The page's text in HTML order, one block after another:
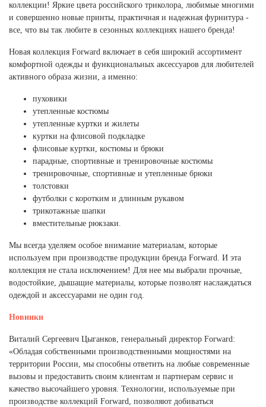
Ямало-Ненецкий автономный округ (1)
Ярославская область (1)
коллекции! Яркие цвета российского триколора, любимые многими
и совершенно новые принты, практичная и надежная фурнитура -
все, что вы так любите в сезонных коллекциях нашего бренда!
Новая коллекция Forward включает в себя широкий ассортимент
комфортной одежды и функциональных аксессуаров для любителей
активного образа жизни, а именно:
пуховики
утепленные костюмы
утепленные куртки и жилеты
куртки на флисовой подкладке
флисовые куртки, костюмы и брюки
парадные, спортивные и тренировочные костюмы
тренировочные, спортивные и утепленные брюки
толстовки
футболки с коротким и длинным рукавом
трикотажные шапки
вместительные рюкзаки.
Мы всегда уделяем особое внимание материалам, которые
используем при производстве продукции бренда Forward. И эта
коллекция не стала исключением! Для нее мы выбрали прочные,
водостойкие, дышащие материалы, которые позволят наслаждаться
одеждой и аксессуарами не один год.
Новинки
Виталий Сергеевич Цыганков, генеральный директор Forward:
«Обладая собственными производственными мощностями на
территории России, мы способны ответить на любые современные
вызовы и предоставить своим клиентам и партнерам сервис и
качество высочайшего уровня. Технологии, используемые при
производстве коллекций Forward, позволяют добиваться